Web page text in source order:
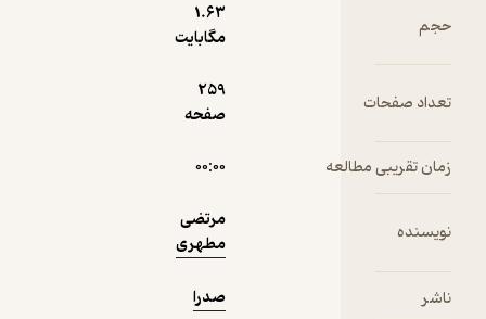
۰۰:۰۰
74,400تومان
دریافت از
نمونه